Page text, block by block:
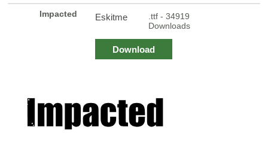
Impacted Eskitme
.ttf - 34919
Downloads
Download